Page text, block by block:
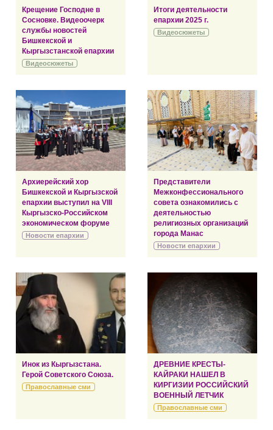
Крещение Господне в
Сосновке. Видеоочерк
службы новостей
Бишкекской и
Кыргызстанской епархии
Видеосюжеты
Итоги деятельности
епархии 2025 г.
Видеосюжеты
Архиерейский хор
Бишкекской и Кыргызской
епархии выступил на VIII
Кыргызско-Российском
экономическом форуме
Новости епархии
Представители
Межконфессионального
совета ознакомились с
деятельностью
религиозных организаций
города Манас
Новости епархии
Инок из Кыргызстана.
Герой Советского Союза.
Православные сми
ДРЕВНИЕ КРЕСТЫ-
КАЙРАКИ НАШЕЛ В
КИРГИЗИИ РОССИЙСКИЙ
ВОЕННЫЙ ЛЕТЧИК
Православные сми